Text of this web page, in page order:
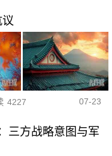
4227 07-23
三方战略意图与军